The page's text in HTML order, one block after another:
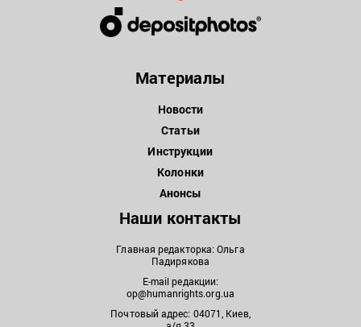
Материалы
Новости
Статьи
Инструкции
Колонки
Анонсы
Наши контакты
Главная редакторка: Ольга
Падирякова
E-mail редакции:
op@humanrights.org.ua
Почтовый адрес: 04071, Киев,